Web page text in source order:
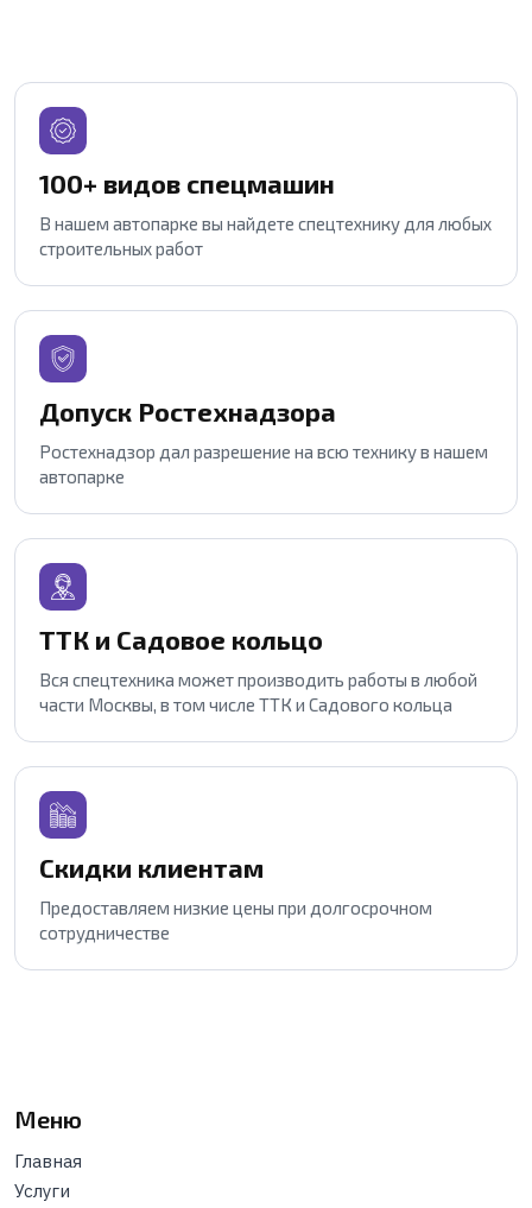
100+ видов спецмашин
В нашем автопарке вы найдете спецтехнику для любых
строительных работ
Допуск Ростехнадзора
Ростехнадзор дал разрешение на всю технику в нашем
автопарке
ТТК и Садовое кольцо
Вся спецтехника может производить работы в любой
части Москвы, в том числе ТТК и Садового кольца
Скидки клиентам
Предоставляем низкие цены при долгосрочном
сотрудничестве
Меню
Главная
Услуги